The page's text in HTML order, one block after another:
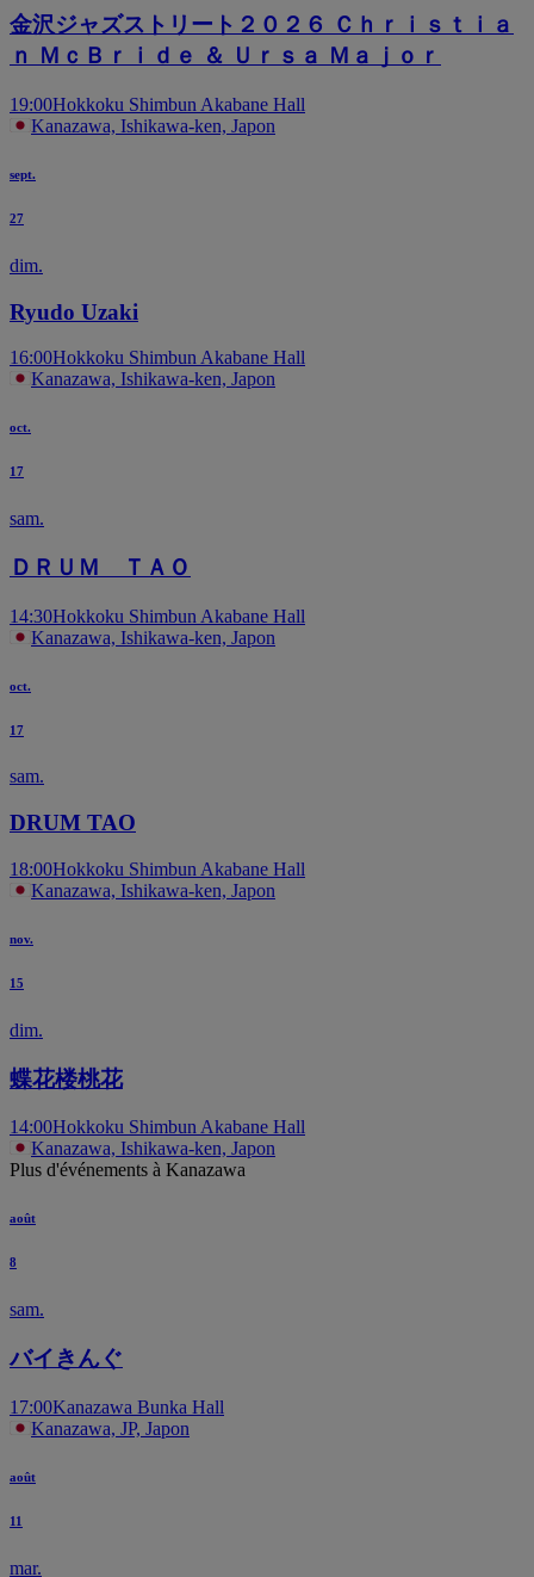
金沢ジャズストリート２０２６ Ｃｈｒｉｓｔｉａ
ｎ ＭｃＢｒｉｄｅ ＆ Ｕｒｓａ Ｍａｊｏｒ
19:00Hokkoku Shimbun Akabane Hall
Kanazawa, Ishikawa-ken, Japon
sept.
27
dim.
Ryudo Uzaki
16:00Hokkoku Shimbun Akabane Hall
Kanazawa, Ishikawa-ken, Japon
oct.
17
sam.
ＤＲＵＭ ＴＡＯ
14:30Hokkoku Shimbun Akabane Hall
Kanazawa, Ishikawa-ken, Japon
oct.
17
sam.
DRUM TAO
18:00Hokkoku Shimbun Akabane Hall
Kanazawa, Ishikawa-ken, Japon
nov.
15
dim.
蝶花楼桃花
14:00Hokkoku Shimbun Akabane Hall
Kanazawa, Ishikawa-ken, Japon
Plus d'événements à Kanazawa
août
8
sam.
バイきんぐ
17:00Kanazawa Bunka Hall
Kanazawa, JP, Japon
août
11
mar.